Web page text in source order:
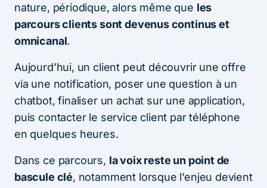
nature, périodique, alors même que les
parcours clients sont devenus continus et
omnicanal.
Aujourd’hui, un client peut découvrir une offre
via une notification, poser une question à un
chatbot, finaliser un achat sur une application,
puis contacter le service client par téléphone
en quelques heures.
Dans ce parcours, la voix reste un point de
bascule clé, notamment lorsque l’enjeu devient